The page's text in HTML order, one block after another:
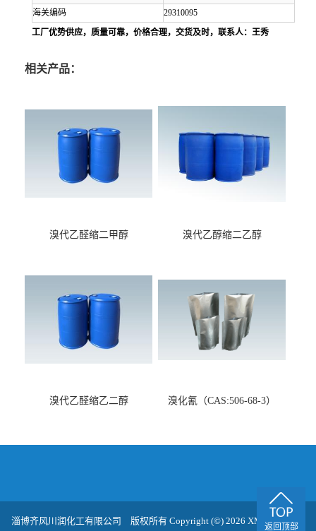
海关编码
29310095
工厂优势供应，质量可靠，价格合理，交货及时，联系人：王秀
相关产品：
溴代乙醛缩二甲醇
溴代乙醇缩二乙醇
溴代乙醛缩乙二醇
溴化氰（CAS:506-68-3）
淄博齐风川润化工有限公司 版权所有 Copyright (©) 2026 XML 技术支
返回顶部